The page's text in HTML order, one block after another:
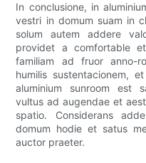
In conclusione, in
vestri in domum suam in
solum autem addere
providet a comfortable
familiam ad fruor anno-
humilis sustentacionem,
aluminium sunroom est
vultus ad augendae et
spatio. Considerans
domum hodie et satus
auctor praeter.